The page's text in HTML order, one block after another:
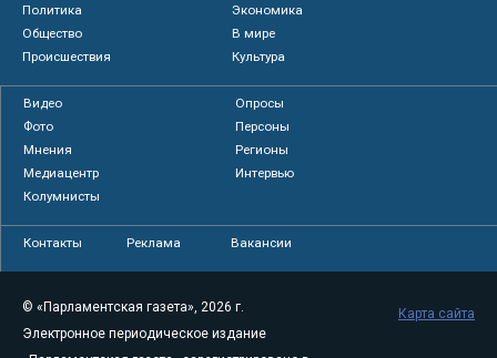
Политика
Экономика
Общество
В мире
Происшествия
Культура
Видео
Опросы
Фото
Персоны
Мнения
Регионы
Медиацентр
Интервью
Колумнисты
Контакты Реклама Вакансии
© «Парламентская газета», 2026 г.
Электронное периодическое издание
Карта сайта